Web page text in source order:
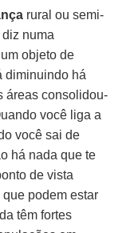
rural ou semi-
diz numa
objeto de
diminuindo há
áreas consolidou-
você liga a
você sai de
há nada que te
de vista
podem estar
têm fortes